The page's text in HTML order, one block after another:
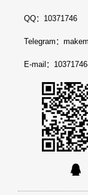
QQ：10371746
Telegram：
E-mail：